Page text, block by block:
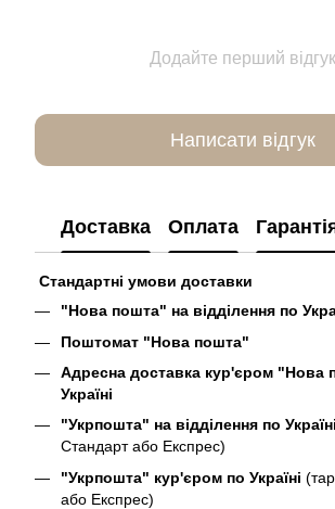
Додайте перший відгук
Написати відгук
Доставка Оплата
Стандартні умови доставки
"Нова пошта" на відділення по
Поштомат "Нова пошта"
Адресна доставка кур'єром "Нова
Україні
"Укрпошта" на відділення по Україні
Стандарт або Експрес)
"Укрпошта" кур'єром по Україні
або Експрес)